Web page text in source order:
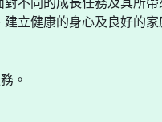
立健康的身心及良好的家
。